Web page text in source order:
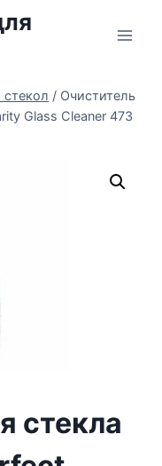
стекол / Очиститель
Glass Cleaner 473
стекла